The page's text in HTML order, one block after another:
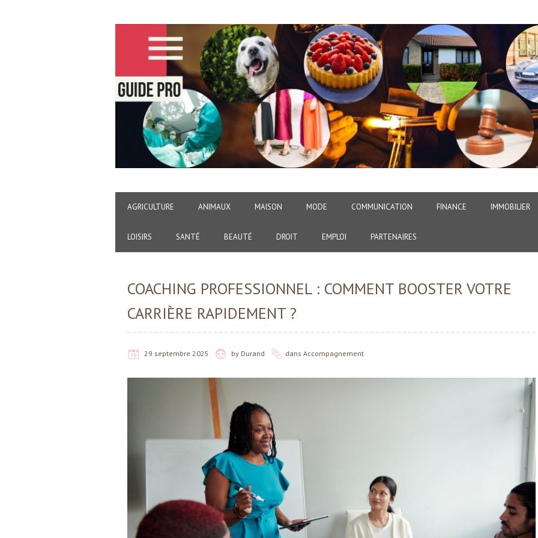
AGRICULTURE ANIMAUX MAISON MODE COMMUNICATION FINANCE IMMOBILIER
LOISIRS SANTÉ BEAUTÉ DROIT EMPLOI PARTENAIRES
COACHING PROFESSIONNEL : COMMENT BOOSTER VOTRE
CARRIÈRE RAPIDEMENT ?
29 septembre 2025 by Durand dans Accompagnement